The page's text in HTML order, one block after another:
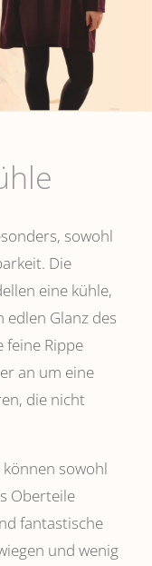
sowohl
Die
eine kühle,
edlen Glanz des
Rippe
an um eine
die nicht
sowohl
Oberteile
fantastische
und wenig